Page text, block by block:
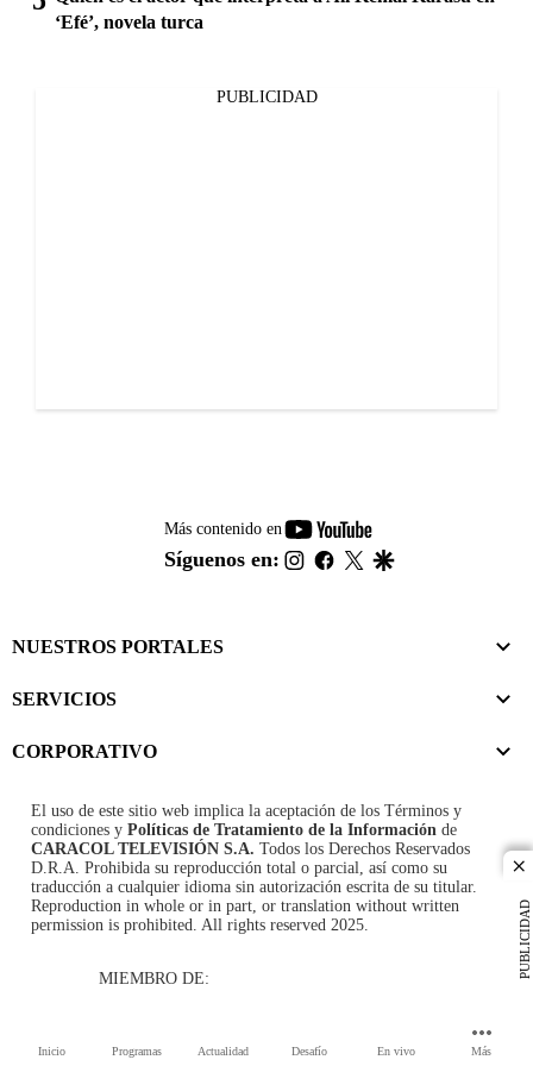
Inicio Programas Actualidad Desafío En vivo Más
PUBLICIDAD
‘Efé’, novela turca
PUBLICIDAD
Más contenido en
youtube-
footer
Síguenos en: instagram
facebook
twitter
NUESTROS PORTALES
SERVICIOS
CORPORATIVO
El uso de este sitio web implica la aceptación de los Términos y
condiciones y Políticas de Tratamiento de la Información de
CARACOL TELEVISIÓN S.A. Todos los Derechos Reservados
D.R.A. Prohibida su reproducción total o parcial, así como su
traducción a cualquier idioma sin autorización escrita de su titular.
Reproduction in whole or in part, or translation without written
permission is prohibited. All rights reserved 2025.
MIEMBRO DE: